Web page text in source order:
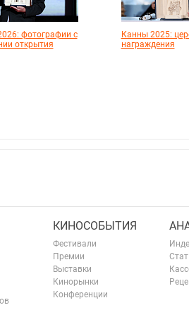
фотографии с
открытия
Канны 2025:
награждения
КИНОСОБЫТИЯ
Фестивали
Премии
Выставки
Кинорынки
Конференции